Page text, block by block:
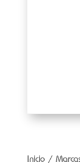
Inicio/